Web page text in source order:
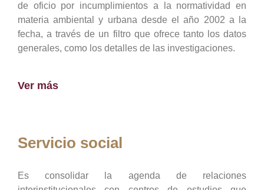
de oficio por incumplimientos a la normatividad en
materia ambiental y urbana desde el año 2002 a la
fecha, a través de un filtro que ofrece tanto los datos
generales, como los detalles de las investigaciones.
Ver más
Servicio social
Es consolidar la agenda de relaciones